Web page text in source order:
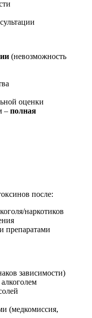
(невозможность
оценки
– полная
после:
наркотиков
препаратами
зависимости)
(медкомиссия,